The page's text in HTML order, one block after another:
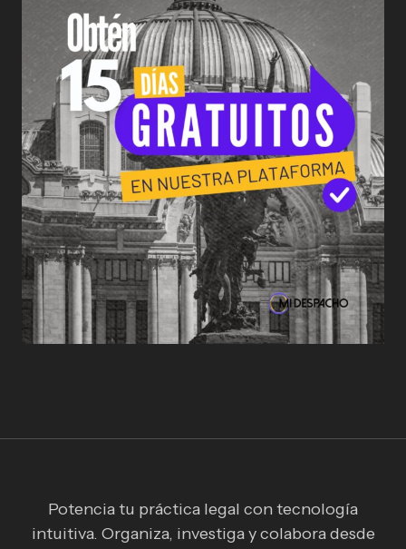
Potencia tu práctica legal con tecnología
intuitiva. Organiza, investiga y colabora desde